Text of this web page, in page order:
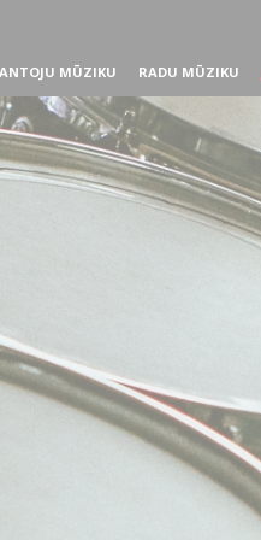
MŪZIKU RADU MŪZIKU